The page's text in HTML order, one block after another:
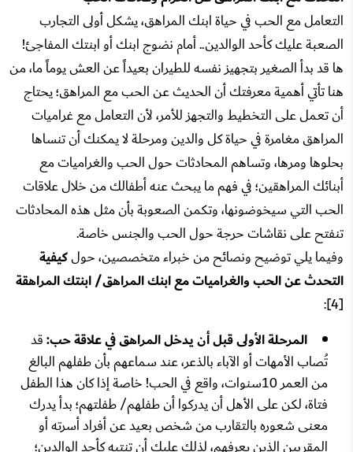
التعامل مع الحب في حياة ابنك المراهق، يشكل أولى التجارب
الصعبة عليك كأحد الوالدين.. أمام نضوج ابنك أو ابنتك المفاجئ!
ها قد بدأ الصغير بتجهيز نفسه للطيران بعيداً عن العش يوماً ما، من
هنا تأتي أهمية معرفتك أن الحديث عن الحب مع المراهق؛ يحتاج
أن تعمل على التخطيط والتجهز للأمر، لأن التعامل مع غراميات
المراهق مغامرة في حياة كل والدين ومرحلة لا يمكنك أن تنساها
بحلوها ومرها، وتساهم المحادثات حول الحب والغراميات مع
أبنائك المراهقين؛ في فهم ما يبحث عنه أطفالك من خلال علاقات
الحب التي سيخوضونها، وتكمن الصعوبة بأن مثل هذه المحادثات
تنفتح على نقاشات حرجة حول الحب والجنس خاصة.
وفيما يلي توضيح ونصائح من خبراء متخصصين، حولكيفية
التحدث عن الحب والغراميات مع ابنك المراهق/ ابنتك المراهقة
[4]:
المرحلة الأولى قبل أن يدخل المراهق في علاقة حب:قد
تُصاب الأمهات أو الآباء بالذعر، عند سماعهم بأن طفلهم البالغ
من العمر 10سنوات، واقع في الحب! خاصة إذا كان هذا الطفل
فتاة، لكن على الأهل أن يدركوا أن طفلهم/ طفلتهم؛ بدأ يدرك
معنى شعوره بالتقارب من شخص بعيد عن أفراد أسرته أو
المقربين الذين يعرفهم، لذلك عليك أن تنتبه كأحد الوالدين؛